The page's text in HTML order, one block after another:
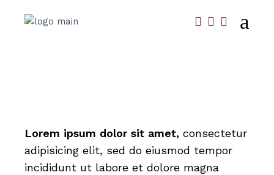
Lorem ipsum dolor sit amet, consectetur
adipisicing elit, sed do eiusmod tempor
incididunt ut labore et dolore magna